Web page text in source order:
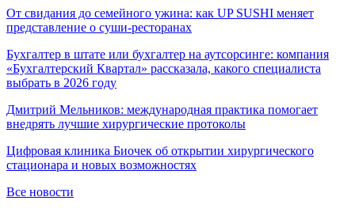
От свидания до семейного ужина: как UP SUSHI меняет
представление о суши-ресторанах
Бухгалтер в штате или бухгалтер на аутсорсинге: компания
«Бухгалтерский Квартал» рассказала, какого специалиста
выбрать в 2026 году
Дмитрий Мельников: международная практика помогает
внедрять лучшие хирургические протоколы
Цифровая клиника Биочек об открытии хирургического
стационара и новых возможностях
Все новости